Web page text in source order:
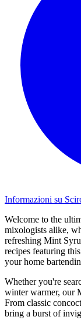
Informazioni su
Welcome to the
mixologists alike,
refreshing Mint
recipes featuring
your home
Whether you're
winter warmer, our
From classic
bring a burst of